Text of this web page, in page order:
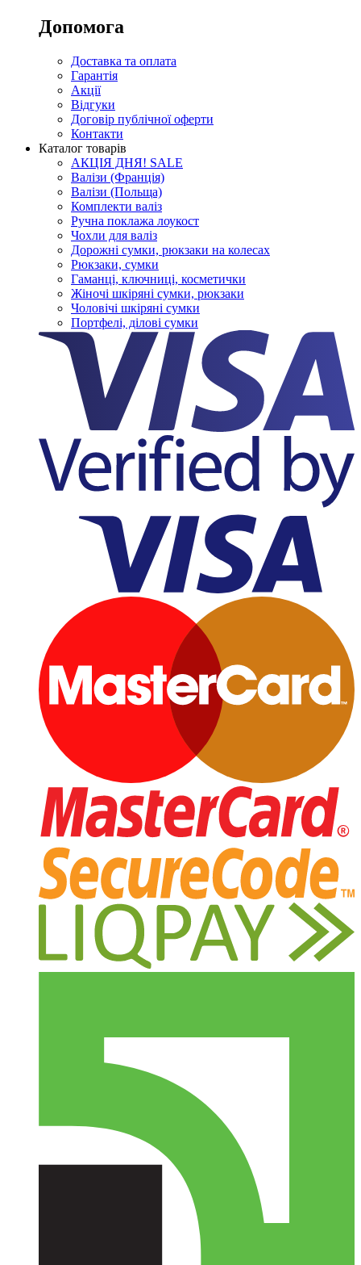
Допомога
Доставка та оплата
Гарантія
Акції
Відгуки
Договір публічної оферти
Контакти
Каталог товарів
АКЦІЯ ДНЯ! SALE
Валізи (Франція)
Валізи (Польща)
Комплекти валіз
Ручна поклажа лоукост
Чохли для валіз
Дорожні сумки, рюкзаки на колесах
Рюкзаки, сумки
Гаманці, ключниці, косметички
Жіночі шкіряні сумки, рюкзаки
Чоловічі шкіряні сумки
Портфелі, ділові сумки